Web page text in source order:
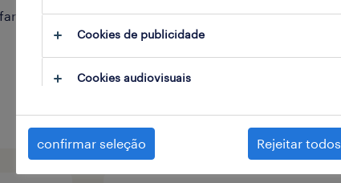
castelo
temporário
publicado em 6 agosto 2026
Cookies de publicidade
Cookies audiovisuais
confirmar seleção Rejeitar todos